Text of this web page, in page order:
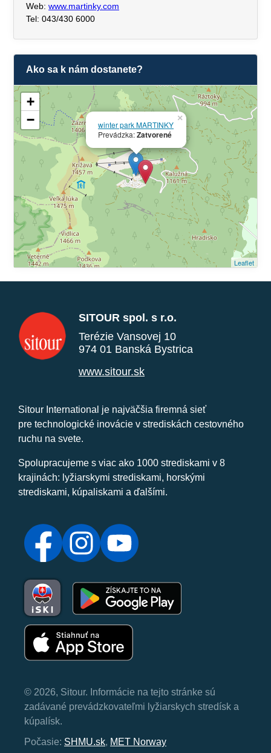
Web: www.martinky.com
Tel: 043/430 6000
Ako sa k nám dostanete?
winter park MARTINKY
Prevádzka:Zatvorené
×
+
−
Leaflet
SITOUR spol. s r.o.
Terézie Vansovej 10
974 01 Banská Bystrica
www.sitour.sk
Sitour International je najväčšia firemná sieť
pre technologické inovácie v strediskách cestovného
ruchu na svete.
Spolupracujeme s viac ako 1000 strediskami v 8
krajinách: lyžiarskymi strediskami, horskými
strediskami, kúpaliskami a ďalšími.
© 2026, Sitour. Informácie na tejto stránke sú
zadávané prevádzkovateľmi lyžiarskych stredísk a
kúpalísk.
Počasie: SHMU.sk, MET Norway